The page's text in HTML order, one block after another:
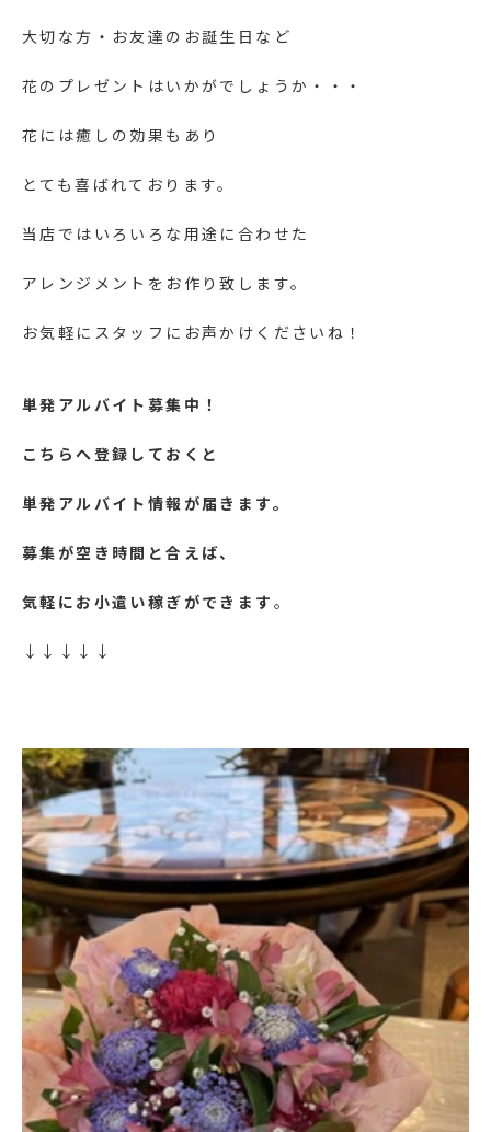
大切な方・お友達のお誕生日など
花のプレゼントはいかがでしょうか・・・
花には癒しの効果もあり
とても喜ばれております。
当店ではいろいろな用途に合わせた
アレンジメントをお作り致します。
お気軽にスタッフにお声かけくださいね！
単発アルバイト募集中！
こちらへ登録しておくと
単発アルバイト情報が届きます。
募集が空き時間と合えば、
気軽にお小遣い稼ぎができます 。
↓↓↓↓↓